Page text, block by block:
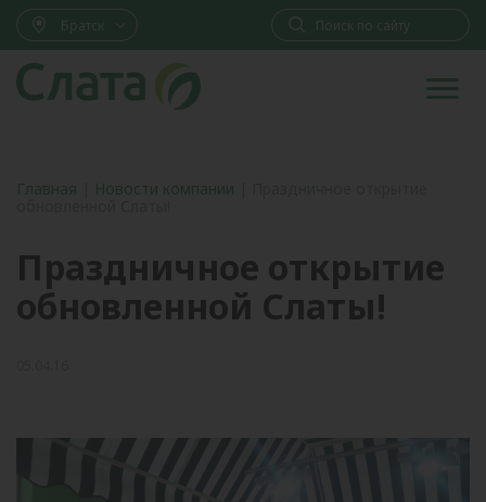
Братск
Главная Новости компании
Праздничное открытие
обновленной Слаты!